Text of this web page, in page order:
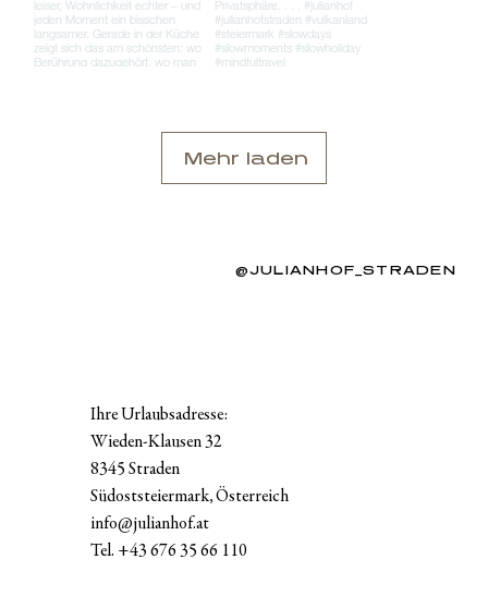
@JULIANHOF_STRADEN
Mehr laden
Ihre Urlaubsadresse:
Wieden-Klausen 32
8345 Straden
Südoststeiermark, Österreich
info@julianhof.at
Tel. +43 676 35 66 110